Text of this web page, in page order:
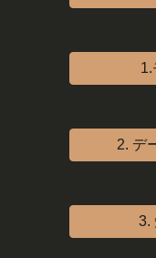
1.
2. デ
3.